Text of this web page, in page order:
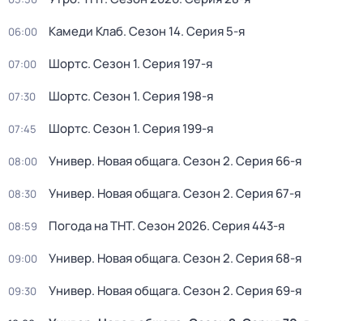
06:00 Камеди Клаб. Сезон 14. Серия 5-я
07:00 Шортс. Сезон 1. Серия 197-я
07:30 Шортс. Сезон 1. Серия 198-я
07:45 Шортс. Сезон 1. Серия 199-я
08:00 Универ. Новая общага. Сезон 2. Серия 66-я
08:30 Универ. Новая общага. Сезон 2. Серия 67-я
08:59 Погода на ТНТ. Сезон 2026. Серия 443-я
09:00 Универ. Новая общага. Сезон 2. Серия 68-я
09:30 Универ. Новая общага. Сезон 2. Серия 69-я